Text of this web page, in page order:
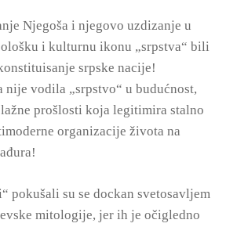
Njegoša i njegovo uzdizanje u
i kulturnu ikonu „srpstva“ bili
srpske nacije!
nije vodila „srpstvo“ u budućnost,
prošlosti koja legitimira stalno
organizacije života na
pokušali su se dockan svetosavljem
mitologije, jer ih je očigledno